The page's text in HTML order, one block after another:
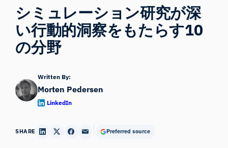
シミュレーション研究が深
い行動的洞察をもたらす10
の分野
Written By:
Morten Pedersen
LinkedIn
SHARE Preferred source